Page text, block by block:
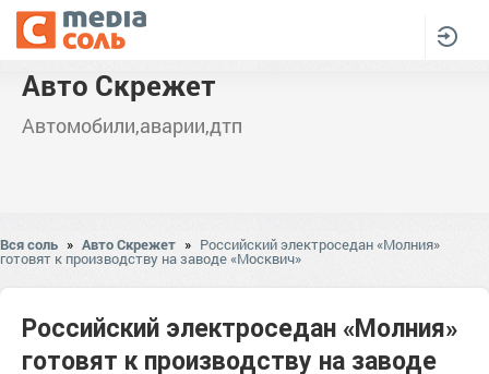
Авто Скрежет
Автомобили,аварии,дтп
Вся соль » Авто Скрежет » Российский электроседан «Молния»
готовят к производству на заводе «Москвич»
Российский электроседан «Молния»
готовят к производству на заводе